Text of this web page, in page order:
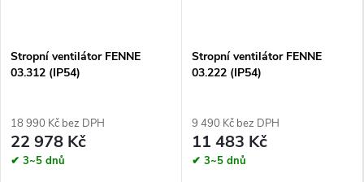
Stropní ventilátor FENNE
03.312 (IP54)
18 990 Kč bez DPH
22 978 Kč
✔ 3~5 dnů
Stropní ventilátor FENNE
03.222 (IP54)
9 490 Kč bez DPH
11 483 Kč
✔ 3~5 dnů